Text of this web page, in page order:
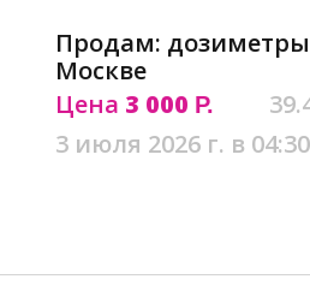
Продам:
Москве
Цена 3 000 Р.
3 июля 2026 г. в 04:30